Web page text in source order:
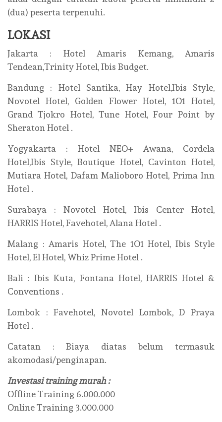
(dua) peserta terpenuhi.
LOKASI
Jakarta : Hotel Amaris Kemang, Amaris
Tendean,Trinity Hotel, Ibis Budget.
Bandung : Hotel Santika, Hay Hotel,Ibis Style,
Novotel Hotel, Golden Flower Hotel, 1O1 Hotel,
Grand Tjokro Hotel, Tune Hotel, Four Point by
Sheraton Hotel .
Yogyakarta : Hotel NEO+ Awana, Cordela
Hotel,Ibis Style, Boutique Hotel, Cavinton Hotel,
Mutiara Hotel, Dafam Malioboro Hotel, Prima Inn
Hotel .
Surabaya : Novotel Hotel, Ibis Center Hotel,
HARRIS Hotel, Favehotel, Alana Hotel .
Malang : Amaris Hotel, The 1O1 Hotel, Ibis Style
Hotel, El Hotel, Whiz Prime Hotel .
Bali : Ibis Kuta, Fontana Hotel, HARRIS Hotel &
Conventions .
Lombok : Favehotel, Novotel Lombok, D Praya
Hotel .
Catatan : Biaya diatas belum termasuk
akomodasi/penginapan.
Investasi training murah :
Offline Training 6.000.000
Online Training 3.000.000